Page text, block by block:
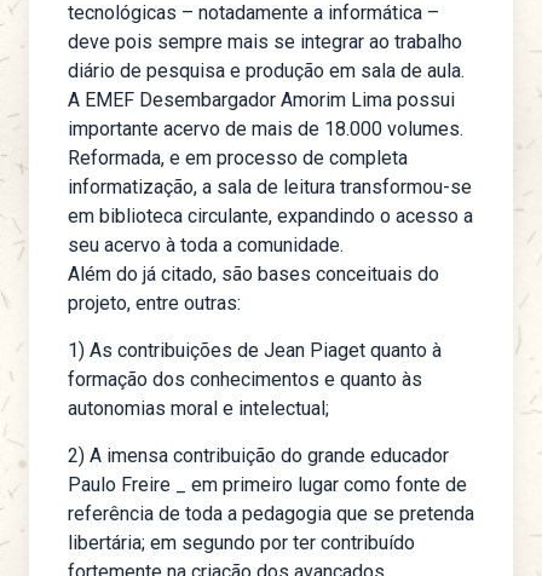
tecnológicas – notadamente a informática –
deve pois sempre mais se integrar ao trabalho
diário de pesquisa e produção em sala de aula.
A EMEF Desembargador Amorim Lima possui
importante acervo de mais de 18.000 volumes.
Reformada, e em processo de completa
informatização, a sala de leitura transformou-se
em biblioteca circulante, expandindo o acesso a
seu acervo à toda a comunidade.
Além do já citado, são bases conceituais do
projeto, entre outras:
1) As contribuições de Jean Piaget quanto à
formação dos conhecimentos e quanto às
autonomias moral e intelectual;
2) A imensa contribuição do grande educador
Paulo Freire _ em primeiro lugar como fonte de
referência de toda a pedagogia que se pretenda
libertária; em segundo por ter contribuído